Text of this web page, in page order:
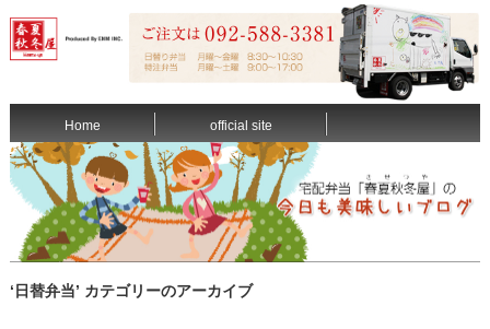
Home official site
‘日替弁当’ カテゴリーのアーカイブ